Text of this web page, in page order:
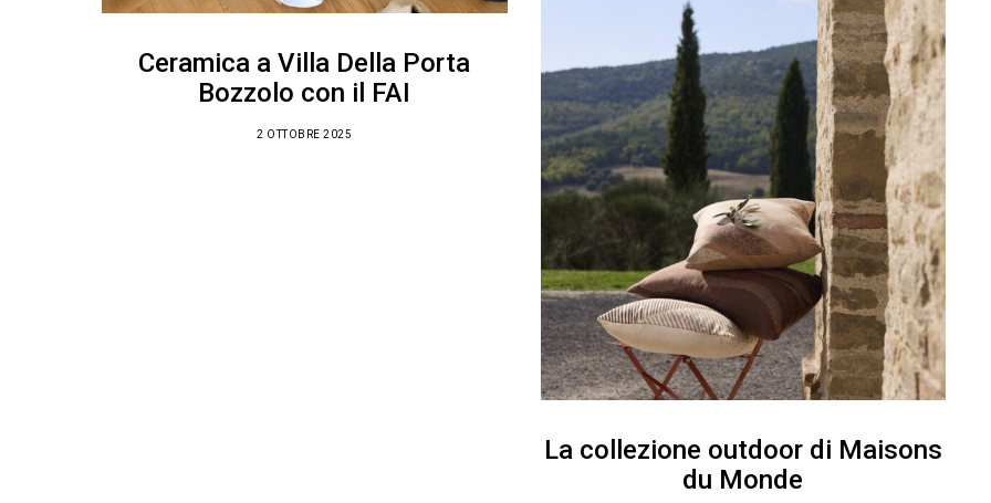
Ceramica a Villa Della Porta
Bozzolo con il FAI
2 OTTOBRE 2025
La collezione outdoor di Maisons
du Monde